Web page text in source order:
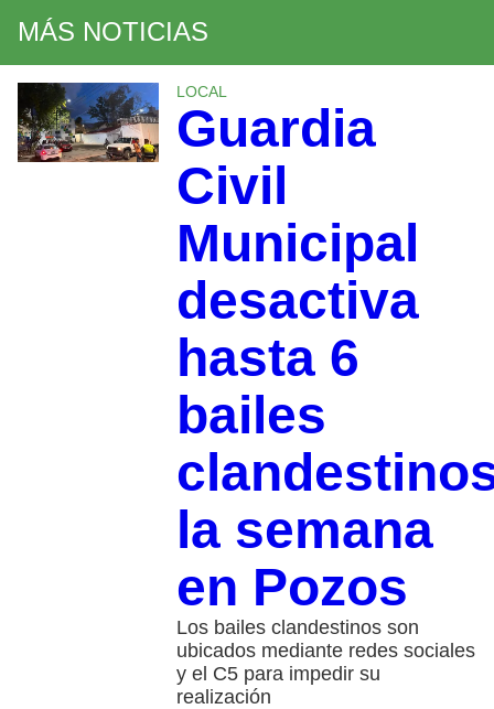
MÁS NOTICIAS
LOCAL
Guardia
Civil
Municipal
desactiva
hasta 6
bailes
la semana
en Pozos
Los bailes clandestinos son
ubicados mediante redes sociales
y el C5 para impedir su
realización